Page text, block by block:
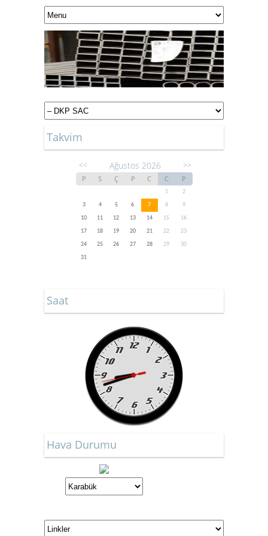
Takvim
<< Ağustos 2026 >>
P S Ç P C C P
1
2
3
4 5 6 7 8
9
10
11 12 13 14 15
16
17
18 19 20 21 22
23
24
25 26 27 28 29
30
31
Saat
Hava Durumu